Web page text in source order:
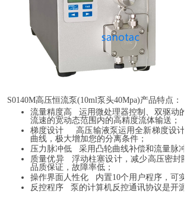
S0140M高压恒流泵(10ml泵头40Mpa)产品特点：
流量精度高 运用微处理器控制、双驱动的
流速的宽动态范围内的高精度流体输送；
梯度设计 高压输液泵运用全新梯度设计
曲线，极大增加您的分离条件；
压力脉冲低 采用凸轮曲线补偿和流量脉冲
质量优异 浮动柱塞设计，减少高压密封
品质保证，故障率低；
操作界面人性化 内置10个用户程序，可
反控程序 泵的计算机反控通讯协议是开